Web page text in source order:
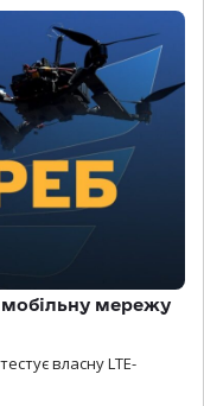
мережу
власну LTE-